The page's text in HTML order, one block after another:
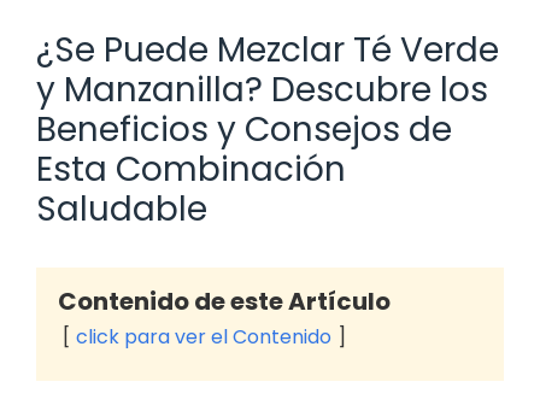
¿Se Puede Mezclar Té Verde
y Manzanilla? Descubre los
Beneficios y Consejos de
Esta Combinación
Saludable
Contenido de este Artículo
click para ver el Contenido